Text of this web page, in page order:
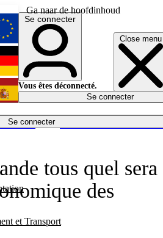
Ga naar de hoofdinhoud
Close menu
Se connecter
et Transport
Économie
English
Deutsch
Español
Se connecter
Vous êtes déconnecté.
Se connecter
tous quel sera
des